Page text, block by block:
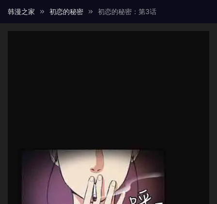
韩漫之家 初恋的秘密 初恋的秘密：第3话